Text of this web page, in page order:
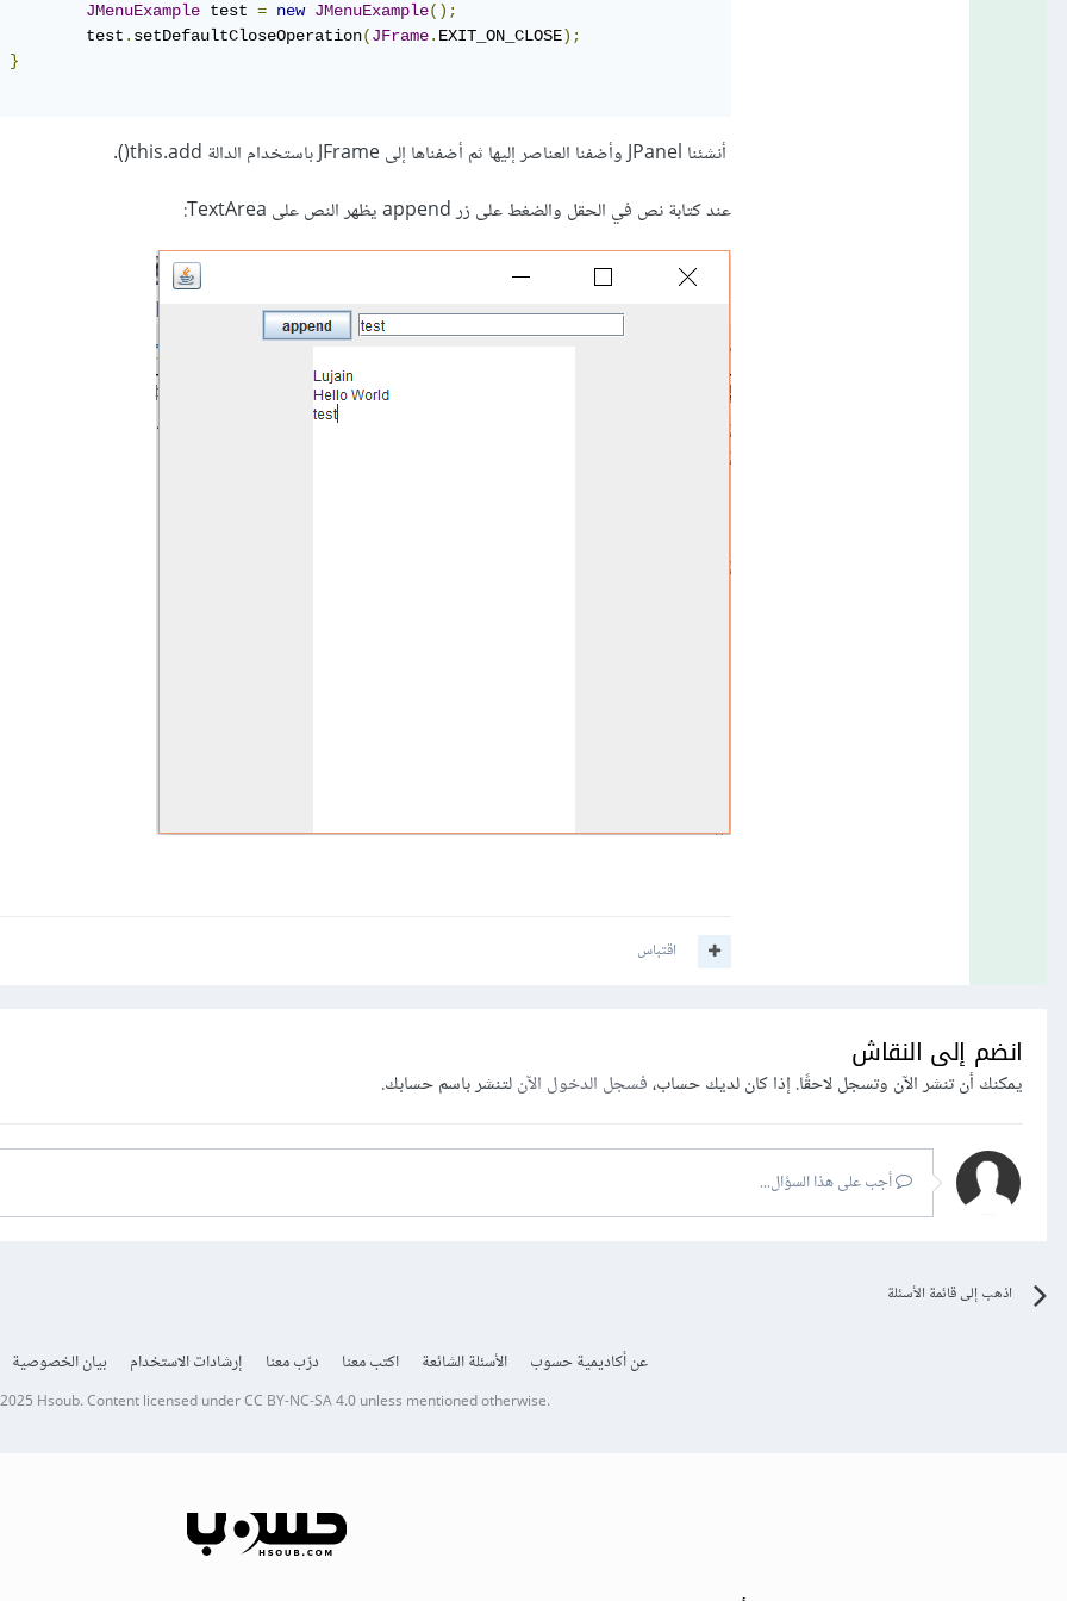
JMenuExample test = new JMenuExample();
		test
. setDefaultCloseOperation(JFrame. EXIT_ON_CLOSE);
}
أنشئنا JPanel وأضفنا العناصر إليها ثم أضفناها إلى JFrame باستخدام الدالة this.add().
عند كتابة نص في الحقل والضغط على زر append يظهر النص على TextArea:
اقتباس
انضم إلى النقاش
يمكنك أن تنشر الآن وتسجل لاحقًا. إذا كان لديك حساب،فسجل الدخول الآنلتنشر باسم حسابك.
أجب على هذا السؤال...
اذهب إلى قائمة الأسئلة
عن أكاديمية حسوب الأسئلة الشائعة اكتب معنا درّب معنا إرشادات الاستخدام بيان الخصوصية
Hsoub.Content licensed underCC BY-NC-SA 4.0unless mentioned otherwise.